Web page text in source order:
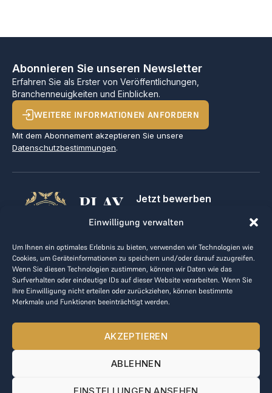
Einwilligung verwalten
Um Ihnen ein optimales Erlebnis zu bieten, verwenden wir Technologien wie
Cookies, um Geräteinformationen zu speichern und/oder darauf zuzugreifen.
Wenn Sie diesen Technologien zustimmen, können wir Daten wie das
Surfverhalten oder eindeutige IDs auf dieser Website verarbeiten. Wenn Sie
Ihre Einwilligung nicht erteilen oder zurückziehen, können bestimmte
Merkmale und Funktionen beeinträchtigt werden.
AKZEPTIEREN
ABLEHNEN
EINSTELLUNGEN ANSEHEN
Abonnieren Sie unseren Newsletter
Erfahren Sie als Erster von Veröffentlichungen,
Branchenneuigkeiten und Einblicken.
WEITERE INFORMATIONEN ANFORDERN
Mit dem Abonnement akzeptieren Sie unsere
Datenschutzbestimmungen.
PLAY
GOLF,
MAKE
BUSINESS
Jetzt bewerben
Kontakt
AGB
Datenrichtlinie
kontakt@the-loge.com
Unser freundliches Team hilft Ihnen gerne weiter.
Mo-Fr von 8:00 bis 17:00 Uhr.
© 2025 The LOGE. Alle Rechte vorbehalten.